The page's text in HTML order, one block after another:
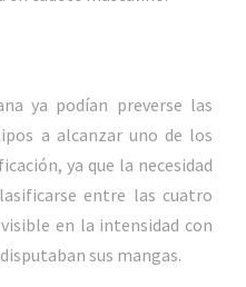
ya podían preverse las
a alcanzar uno de los
ya que la necesidad
entre las cuatro
en la intensidad con
sus mangas.